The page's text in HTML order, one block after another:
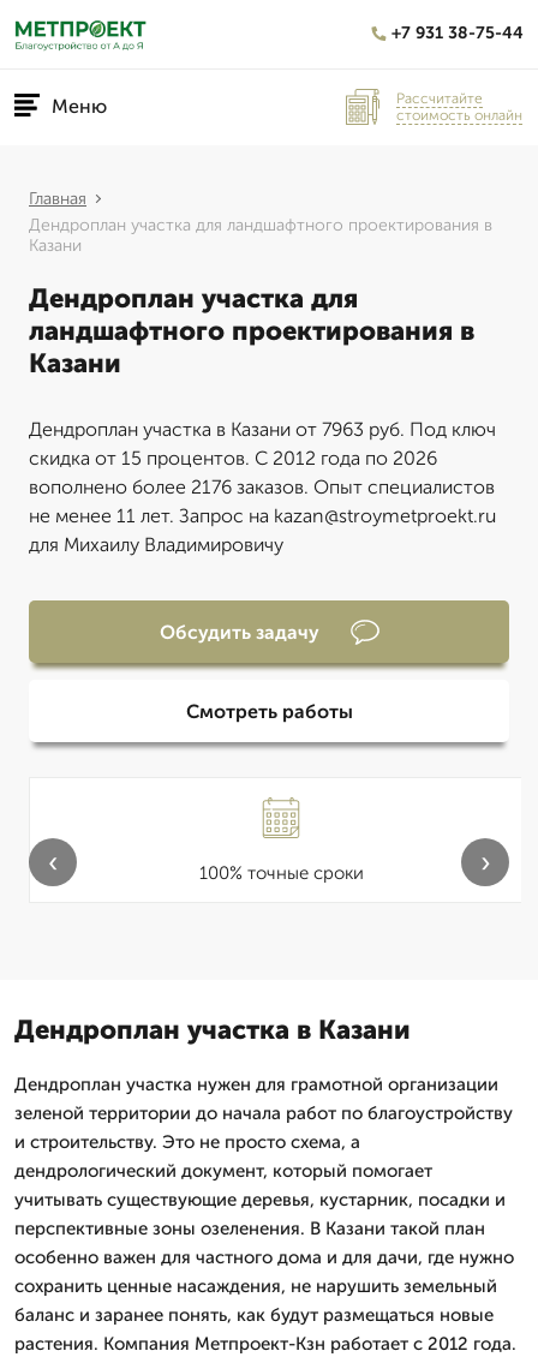
+7 931 38-75-44
Меню
Рассчитайте
стоимость онлайн
Главная
Дендроплан участка для ландшафтного проектирования в
Казани
Дендроплан участка для
ландшафтного проектирования в
Казани
Дендроплан участка в Казани от 7963 руб. Под ключ
скидка от 15 процентов. С 2012 года по 2026
вополнено более 2176 заказов. Опыт специалистов
не менее 11 лет. Запрос на kazan@stroymetproekt.ru
для Михаилу Владимировичу
Обсудить задачу
Смотреть работы
100% точные сроки
‹ ›
Дендроплан участка в Казани
Дендроплан участка нужен для грамотной организации
зеленой территории до начала работ по благоустройству
и строительству. Это не просто схема, а
дендрологический документ, который помогает
учитывать существующие деревья, кустарник, посадки и
перспективные зоны озеленения. В Казани такой план
особенно важен для частного дома и для дачи, где нужно
сохранить ценные насаждения, не нарушить земельный
баланс и заранее понять, как будут размещаться новые
растения. Компания Метпроект-Кзн работает с 2012 года.